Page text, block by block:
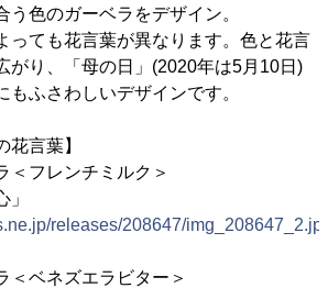
う色のガーベラをデザイン。
っても花言葉が異なります。色と花言
がり、「母の日」(2020年は5月10日)
もふさわしいデザインです。
花言葉】
＜フレンチミルク＞
releases/208647/
＜ベネズエラビター＞